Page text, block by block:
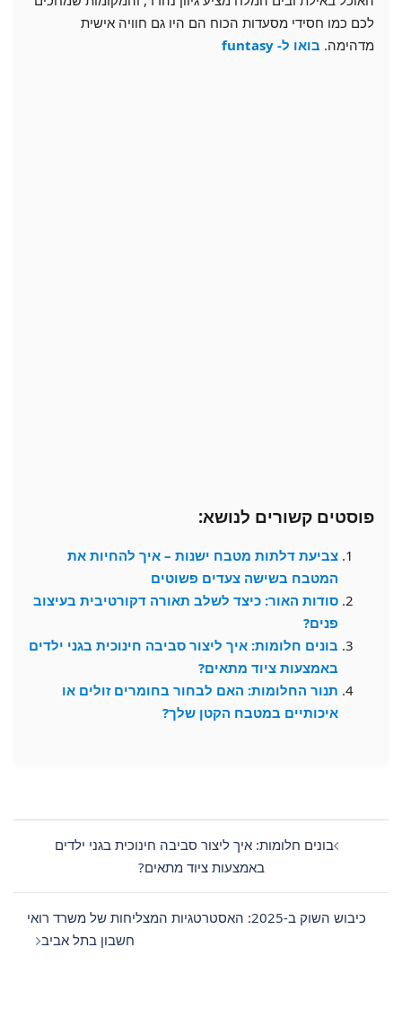
לכם כמו חסידי מסעדות הכוח הם היו גם חוויה אישית
מדהימה. בואו ל- funtasy
פוסטים קשורים לנושא:
צביעת דלתות מטבח ישנות – איך להחיות את
המטבח בשישה צעדים פשוטים
סודות האור: כיצד לשלב תאורה דקורטיבית בעיצוב
פנים?
בונים חלומות: איך ליצור סביבה חינוכית בגני ילדים
באמצעות ציוד מתאים?
תנור החלומות: האם לבחור בחומרים זולים או
איכותיים במטבח הקטן שלך?
Post
navigationבונים חלומות: איך ליצור סביבה חינוכית בגני ילדים
באמצעות ציוד מתאים?
כיבוש השוק ב-2025: האסטרטגיות המצליחות של משרד רואי
חשבון בתל אביב